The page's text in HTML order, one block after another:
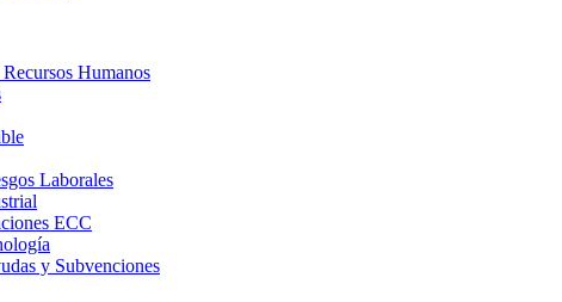
Humanos
Laborales
ECC
y Subvenciones